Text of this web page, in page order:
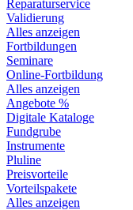
Reparaturservice
Validierung
Alles anzeigen
Fortbildungen
Seminare
Online-Fortbildung
Alles anzeigen
Angebote %
Digitale Kataloge
Fundgrube
Instrumente
Pluline
Preisvorteile
Vorteilspakete
Alles anzeigen